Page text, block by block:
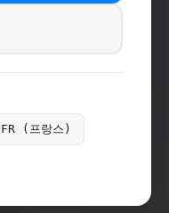
FR (프랑스)